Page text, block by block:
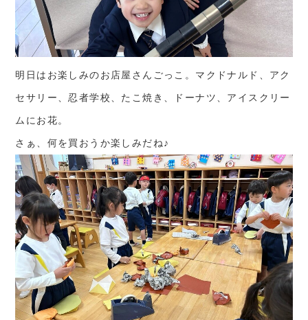
明日はお楽しみのお店屋さんごっこ。マクドナルド、アク
セサリー、忍者学校、たこ焼き、ドーナツ、アイスクリー
ムにお花。
さぁ、何を買おうか楽しみだね♪